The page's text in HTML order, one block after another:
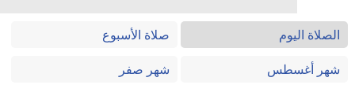
الصلاة اليوم
صلاة الأسبوع
شهر أغسطس
شهر صفر